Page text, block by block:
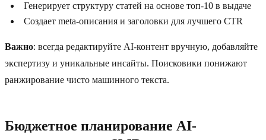
Генерирует структуру статей на основе топ-10 в выдаче
Создает meta-описания и заголовки для лучшего CTR
Важно: всегда редактируйте AI-контент вручную, добавляйте
экспертизу и уникальные инсайты. Поисковики понижают
ранжирование чисто машинного текста.
Бюджетное планирование AI-